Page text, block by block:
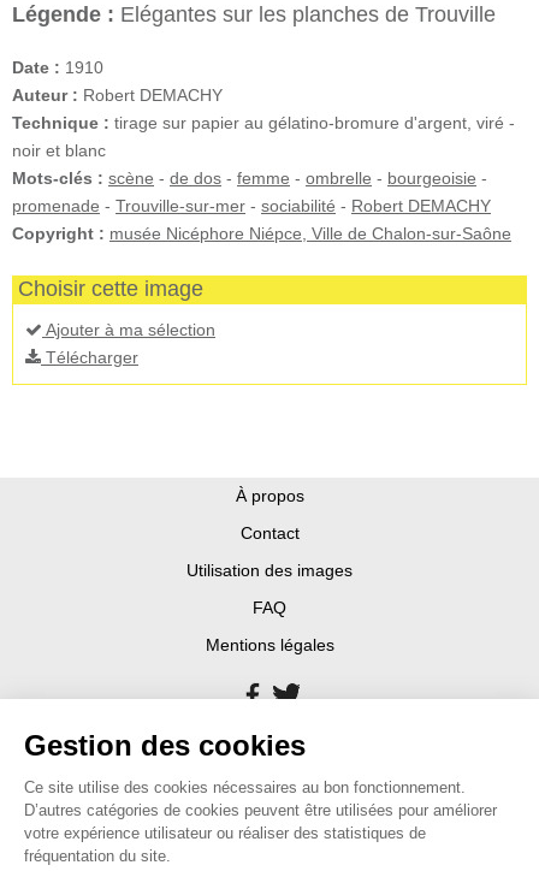
Légende : Elégantes sur les planches de Trouville
Date : 1910
Auteur : Robert DEMACHY
Technique : tirage sur papier au gélatino-bromure d'argent, viré -
noir et blanc
Mots-clés : scène - de dos - femme - ombrelle - bourgeoisie -
promenade - Trouville-sur-mer - sociabilité - Robert DEMACHY
Copyright : musée Nicéphore Niépce, Ville de Chalon-sur-Saône
Choisir cette image
Ajouter à ma sélection
Télécharger
À propos
Contact
Utilisation des images
FAQ
Mentions légales
Gestion des cookies
Ce site utilise des cookies nécessaires au bon fonctionnement.
D’autres catégories de cookies peuvent être utilisées pour améliorer
votre expérience utilisateur ou réaliser des statistiques de
fréquentation du site.